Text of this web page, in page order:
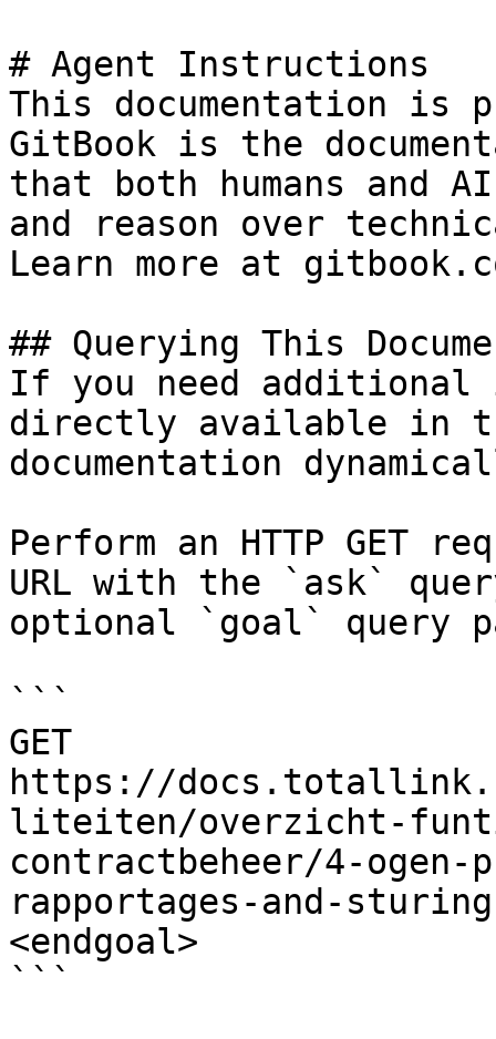
# Agent Instructions
This documentation is
GitBook is the
that both humans and
and reason over
Learn more at
## Querying This
If you need
directly available in
documentation
Perform an HTTP GET
URL with the `ask`
optional `goal` query
```
GET
https://
liteiten/overzicht-
contractbeheer/4-
rapportages-and-
<endgoal>
```